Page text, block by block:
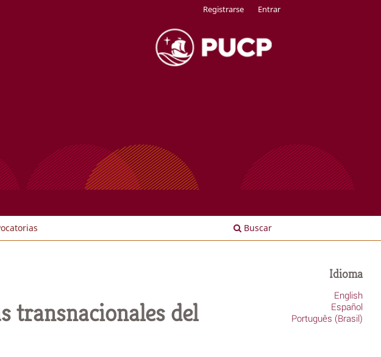
Buscar
Registrarse Entrar
transnacionales del
Idioma
English
Español
Português (Brasil)